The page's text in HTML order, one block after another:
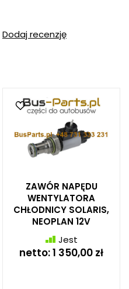
Dodaj recenzję
ZAWÓR NAPĘDU
WENTYLATORA
CHŁODNICY SOLARIS,
NEOPLAN 12V
Jest
netto:1 350,00 zł